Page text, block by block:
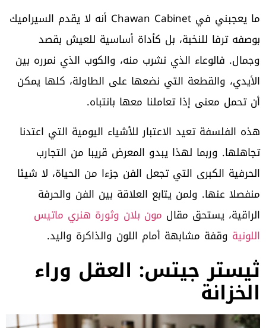
ما يعجبني في Chawan Cabinet أنه لا يقدم السيراميك
بوصفه ترفا للنخبة، بل كأداة أساسية للعيش بقصد
وجمال. فالوعاء الذي نشرب منه، والكوب الذي نمرره بين
الأيدي، والقطعة التي نضعها على الطاولة، كلها يمكن
أن تحمل معنى إذا تعاملنا معها بانتباه.
هذه الفلسفة تعيد الاعتبار للأشياء اليومية التي اعتدنا
تجاهلها. وربما لهذا يبدو المعرض قريبا من التجارب
الحرفية الكبرى التي تجعل الفن جزءا من الحياة، لا شيئا
منفصلا عنها. ولمن يتابع العلاقة بين الفن والحرفة
الراقية، يستحق مقال مون بلان وثورة هنري ماتيس
اللونية وقفة مشابهة أمام اللون والذاكرة واليد.
ثيستر جيتس: العقل وراء
الخزانة